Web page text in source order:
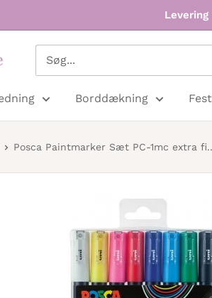
Borddækning
Posca Paintmarker Sæt PC-1mc extra